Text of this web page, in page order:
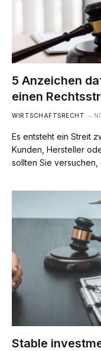
5 Anzeichen
einen
WIRTSCHAFTSRECHT
Es entsteht ein Streit
Kunden, Hersteller
sollten Sie
Stable